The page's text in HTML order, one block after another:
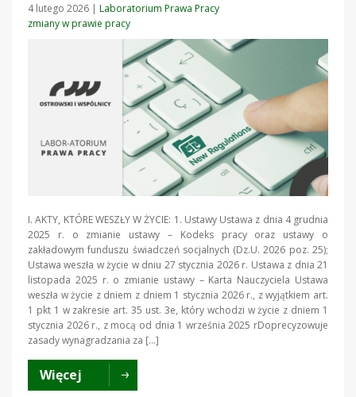
4 lutego 2026 | Laboratorium Prawa Pracy
zmiany w prawie pracy
I. AKTY, KTÓRE WESZŁY W ŻYCIE: 1. Ustawy Ustawa z dnia 4 grudnia
2025 r. o zmianie ustawy – Kodeks pracy oraz ustawy o
zakładowym funduszu świadczeń socjalnych (Dz.U. 2026 poz. 25);
Ustawa weszła w życie w dniu 27 stycznia 2026 r. Ustawa z dnia 21
listopada 2025 r. o zmianie ustawy – Karta Nauczyciela Ustawa
weszła w życie z dniem z dniem 1 stycznia 2026 r., z wyjątkiem art.
1 pkt 1 w zakresie art. 35 ust. 3e, który wchodzi w życie z dniem 1
stycznia 2026 r., z mocą od dnia 1 września 2025 rDoprecyzowuje
zasady wynagradzania za […]
Więcej